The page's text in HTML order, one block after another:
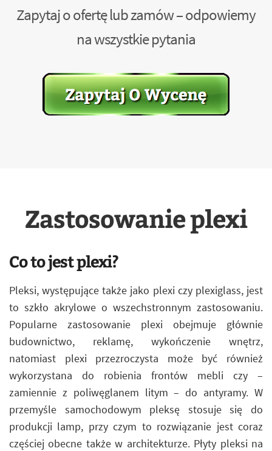
Zapytaj o ofertę lub zamów – odpowiemy
na wszystkie pytania
Zastosowanie plexi
Co to jest plexi?
Pleksi, występujące także jako plexi czy plexiglass, jest
to szkło akrylowe o wszechstronnym zastosowaniu.
Popularne zastosowanie plexi obejmuje głównie
budownictwo, reklamę, wykończenie wnętrz,
natomiast plexi przezroczysta może być również
wykorzystana do robienia frontów mebli czy –
zamiennie z poliwęglanem litym – do antyramy. W
przemyśle samochodowym pleksę stosuje się do
produkcji lamp, przy czym to rozwiązanie jest coraz
częściej obecne także w architekturze. Płyty pleksi na